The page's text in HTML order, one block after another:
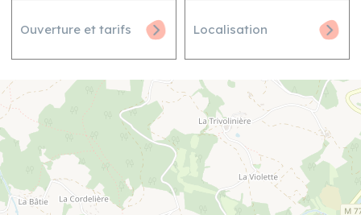
Ouverture et tarifs Localisation